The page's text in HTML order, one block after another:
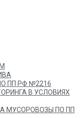
ПП РФ №2216
В УСЛОВИЯХ
МУСОРОВОЗЫ ПО ПП